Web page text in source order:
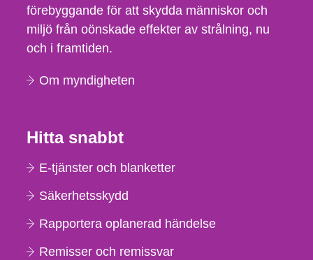
förebyggande för att skydda människor och
miljö från oönskade effekter av strålning, nu
och i framtiden.
Om myndigheten
Hitta snabbt
E-tjänster och blanketter
Säkerhetsskydd
Rapportera oplanerad händelse
Remisser och remissvar